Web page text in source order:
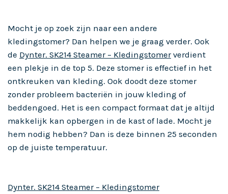
Mocht je op zoek zijn naar een andere
kledingstomer? Dan helpen we je graag verder. Ook
de Dynter. SK214 Steamer – Kledingstomerverdient
een plekje in de top 5. Deze stomer is effectief in het
ontkreuken van kleding. Ook doodt deze stomer
zonder probleem bacteriën in jouw kleding of
beddengoed. Het is een compact formaat dat je altijd
makkelijk kan opbergen in de kast of lade. Mocht je
hem nodig hebben? Dan is deze binnen 25 seconden
op de juiste temperatuur.
Dynter. SK214 Steamer – Kledingstomer